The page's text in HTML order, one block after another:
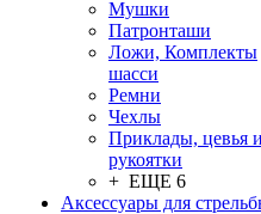
Мушки
Патронташи
Ложи, Комплекты
шасси
Ремни
Чехлы
Приклады, цевья и
рукоятки
+ ЕЩЕ 6
Аксессуары для